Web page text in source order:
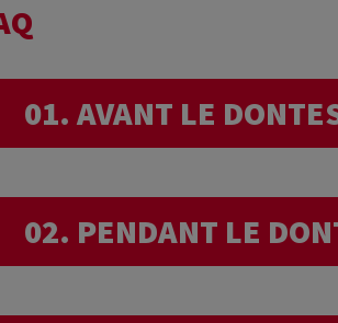
01. AVANT LE
Pourquoi êtes-
médical ?
02. PENDANT LE